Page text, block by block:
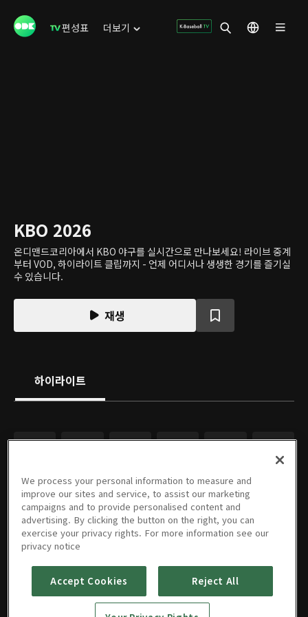
편성표 더보기
KBO 2026
온디맨드코리아에서 KBO 야구를 실시간으로 만나보세요! 라이브 중계
부터 VOD, 하이라이트 클립까지 - 언제 어디서나 생생한 경기를 즐기실
수 있습니다.
재생
하이라이트
We process your personal information to measure and
improve our sites and service, to assist our marketing
campaigns and to provide personalised content and
advertising. By clicking the button on the right, you can
exercise your privacy rights. For more information see our
privacy notice
Accept Cookies Reject All